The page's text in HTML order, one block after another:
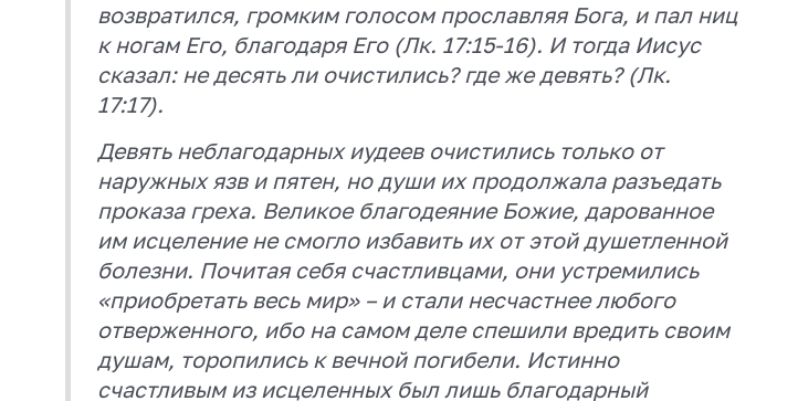
возвратился, громким голосом прославляя Бога, и пал ниц
к ногам Его, благодаря Его (Лк. 17:15-16). И тогда Иисус
сказал: не десять ли очистились? где же девять? (Лк.
17:17).
Девять неблагодарных иудеев очистились только от
наружных язв и пятен, но души их продолжала разъедать
проказа греха. Великое благодеяние Божие, дарованное
им исцеление не смогло избавить их от этой душетленной
болезни. Почитая себя счастливцами, они устремились
«приобретать весь мир» – и стали несчастнее любого
отверженного, ибо на самом деле спешили вредить своим
душам, торопились к вечной погибели. Истинно
счастливым из исцеленных был лишь благодарный